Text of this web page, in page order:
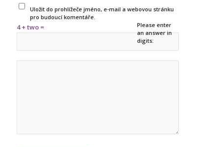
Uložit do prohlížeče jméno, e-mail a webovou stránku
pro budoucí komentáře.
Please enter
an answer in
digits:
4 + two =